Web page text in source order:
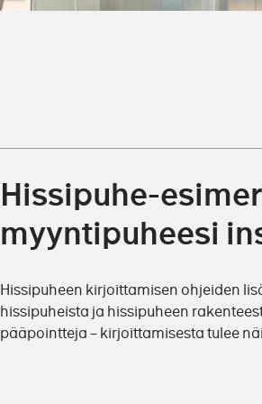
Hissipuhe-
myyntipuheesi
Hissipuheen kirjoittamisen ohjeiden
hissipuheista ja hissipuheen
pääpointteja – kirjoittamisesta tulee